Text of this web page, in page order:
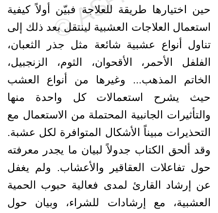
حين اختيارها طريقة للعلاجة فبيّن أولاً كيفية
استعمال العلاجات العشبية لينتقل بعد ذلك إلى
تناول أنواع عشبية شائعة مثل جذر الثعبان،
الفلفل الأحمر، الأقحوان، الثوم، الزنجبيل،
الخاتم المذهب... وغيرها من أنواع العشب
حيث يشرح استعمالات كل واحدة منها
والتأثيرات الجانبية المحتملة من الاستعمال مع
التحذيرات مبيناً الأشكال المتوافرة لكل عشبة.
وقد ألحق الكتاب جدولاً لبيان ما يجدر معرفته
حول تفاعلات العقاقير والأعشاب. ولم يغفل
عن إرشاد القارئ لمدى فعالية حبوب الحمية
العشبية، مع إرشادات للشراء، وبيان حول